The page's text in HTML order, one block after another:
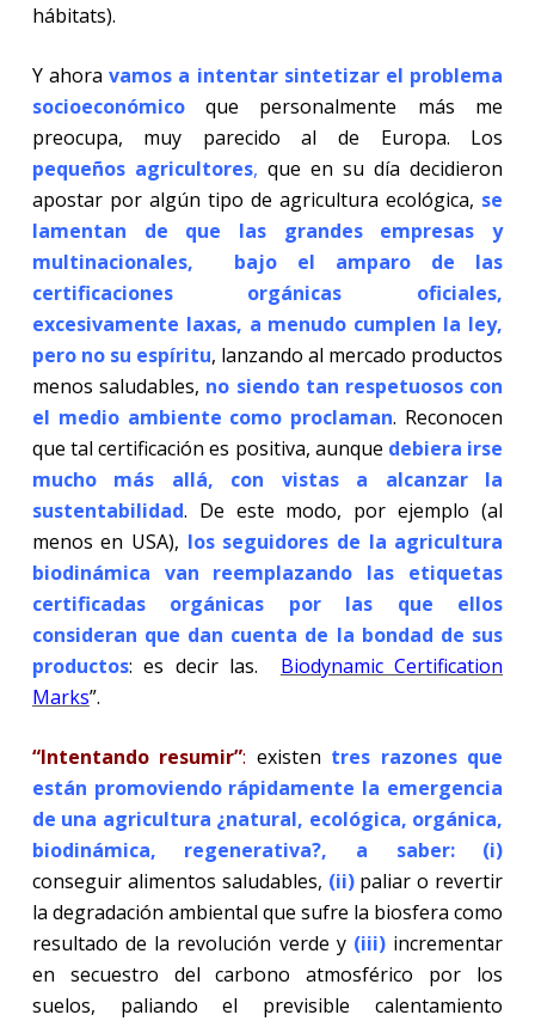
hábitats).
Y ahoravamos a intentar sintetizar el problema
socioeconómico
que personalmente más me
preocupa, muy parecido al de Europa. Los
pequeños agricultores, que en su día decidieron
apostar por algún tipo de agricultura ecológica, se
lamentan de que las grandes empresas y
multinacionales, bajo el amparo de las
certificaciones orgánicas oficiales,
excesivamente laxas, a menudo cumplen la ley,
pero no su espíritu, lanzando al mercado productos
menos saludables, no siendo tan respetuosos con
el medio ambiente como proclaman. Reconocen
que tal certificación es positiva, aunque debiera irse
mucho más allá, con vistas a alcanzar la
sustentabilidad. De este modo, por ejemplo (al
menos en USA), los seguidores de la agricultura
biodinámica van reemplazando las etiquetas
certificadas orgánicas por las que ellos
consideran que dan cuenta de la bondad de sus
productos: es decir las. Biodynamic Certification
Marks”.
“Intentando resumir”: existen tres razones que
están promoviendo rápidamente la emergencia
de una agricultura ¿natural, ecológica, orgánica,
biodinámica, regenerativa?, a saber: (i)
conseguir alimentos saludables, (ii)paliar o revertir
la degradación ambiental que sufre la biosfera como
resultado de la revolución verde y (iii)incrementar
en secuestro del carbono atmosférico por los
suelos, paliando el previsible calentamiento